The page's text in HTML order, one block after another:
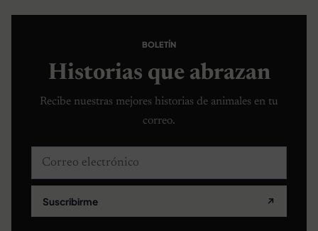
BOLETÍN
Historias que abrazan
Recibe nuestras mejores historias de animales en tu
correo.
Correo electrónico
Suscribirme ↗